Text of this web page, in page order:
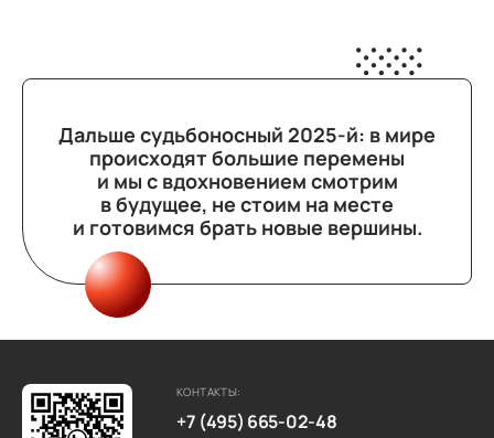
Дальше судьбоносный 2025-й: в мире
происходят большие перемены
и мы с вдохновением смотрим
в будущее, не стоим на месте
и готовимся брать новые вершины.
КОНТАКТЫ:
+7 (495) 665-02-48